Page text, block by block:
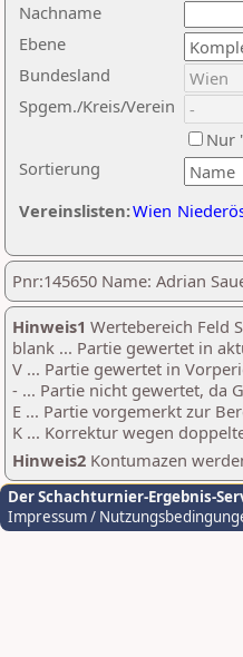
Nachname
Ebene
Sortierung
Bundesland
Spgem./Kreis/Verein
Nur
Vereinslisten:Wien
Pnr:145650 Name: Adrian
Hinweis1 Wertebereich Feld
blank ... Partie gewertet in
V ... Partie gewertet in
- ... Partie nicht gewertet, da
E ... Partie vorgemerkt zur
K ... Korrektur wegen
Hinweis2 Kontumazen
Der Schachturnier-Ergebnis-
Impressum /